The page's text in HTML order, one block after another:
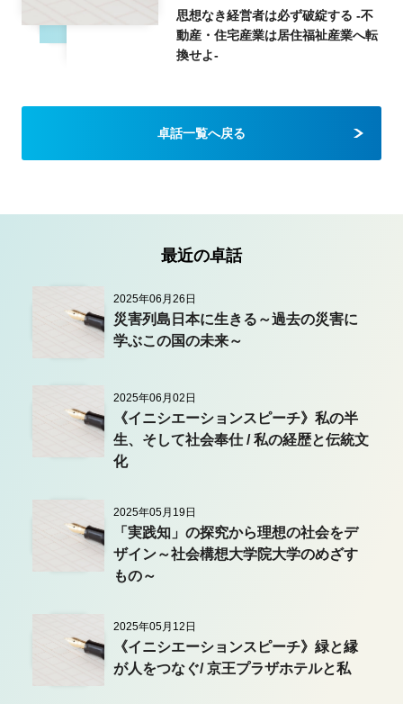
思想なき経営者は必ず破綻する -不
動産・住宅産業は居住福祉産業へ転
換せよ-
卓話一覧へ戻る
最近の卓話
2025年06月26日
災害列島日本に生きる～過去の災害に
学ぶこの国の未来～
2025年06月02日
《イニシエーションスピーチ》私の半
生、そして社会奉仕 / 私の経歴と伝統文
化
2025年05月19日
「実践知」の探究から理想の社会をデ
ザイン～社会構想大学院大学のめざす
もの～
2025年05月12日
《イニシエーションスピーチ》緑と縁
が人をつなぐ/ 京王プラザホテルと私